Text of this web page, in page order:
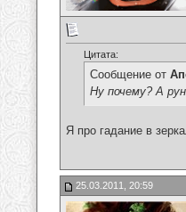
Цитата:
Сообщение от
Ну почему? А
Я про гадание в
25.03.2011, 20:59